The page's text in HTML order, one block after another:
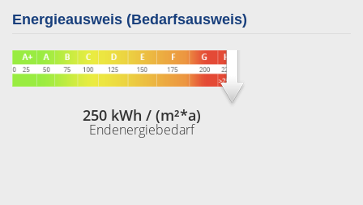
Energieausweis (Bedarfsausweis)
250 kWh / (m²*a)
Endenergiebedarf